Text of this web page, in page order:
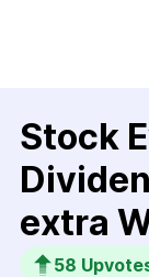
Stock
extra
58